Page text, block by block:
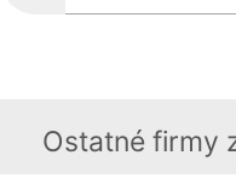
Ostatné firmy